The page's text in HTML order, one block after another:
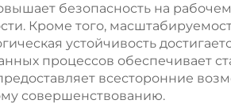
безопасность на
Кроме того,
устойчивость
процессов обеспечивает
всесторонние
совершенствованию.